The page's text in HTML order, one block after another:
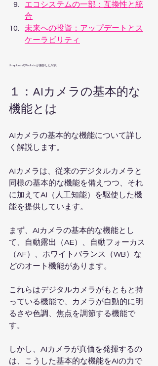
エコシステムの一部：互換性と統
合
未来への投資：アップデートとス
ケーラビリティ
UnsplashのWalls.ioが撮影した写真
１：AIカメラの基本的な
機能とは
AIカメラの基本的な機能について詳し
く解説します。
AIカメラは、従来のデジタルカメラと
同様の基本的な機能を備えつつ、それ
に加えてAI（人工知能）を駆使した機
能を提供しています。
まず、AIカメラの基本的な機能とし
て、自動露出（AE）、自動フォーカス
（AF）、ホワイトバランス（WB）な
どのオート機能があります。
これらはデジタルカメラがもともと持
っている機能で、カメラが自動的に明
るさや色調、焦点を調節する機能で
す。
しかし、AIカメラが真価を発揮するの
は、こうした基本的な機能をAIの力で